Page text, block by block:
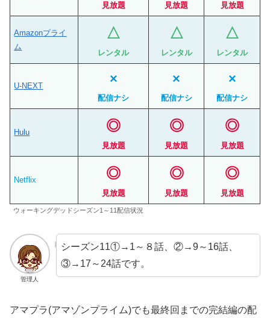
見放題 見放題 見放題
Amazonプライ
ム
△
レンタル
△
レンタル
△
レンタル
U-NEXT ×
配信ナシ
×
配信ナシ
×
配信ナシ
Hulu ◎
見放題
◎
見放題
◎
見放題
Netflix ◎
見放題
◎
見放題
◎
見放題
ウォーキングデッドシーズン1～11配信状況
管理人
シーズン11①→1～８話、②→9～16話、
③→17～24話です。
アマプラ(アマゾンプライム)でも最終回までの完結編の配